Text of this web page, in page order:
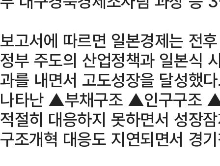
보고서에 따르면 일본경제는 전
정부 주도의 산업정책과 일본식
과를 내면서 고도성장을 달성했
나타난 ▲부채구조 ▲인구구조 ▲
적절히 대응하지 못하면서 성장
구조개혁 대응도 지연되면서 경